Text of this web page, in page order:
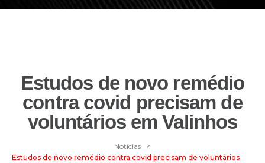
Estudos de novo remédio
contra covid precisam de
voluntários em Valinhos
Notícias >
Estudos de novo remédio contra covid precisam de voluntários